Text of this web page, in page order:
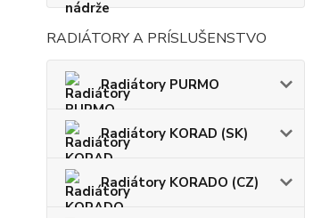
RADIÁTORY A PRÍSLUŠENSTVO
Radiátory PURMO
Radiátory KORAD (SK)
Radiátory KORADO (CZ)